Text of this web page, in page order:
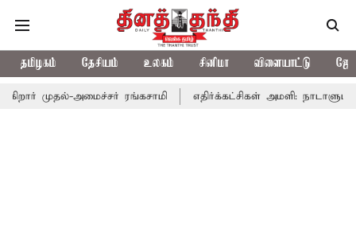
தமிழகம் தேசியம் உலகம் சினிமா விளையாட்டு
அமைச்சர் ரங்கசாமி எதிர்க்கட்சிகள் அமளி: நாடாளுமன்ற இரு